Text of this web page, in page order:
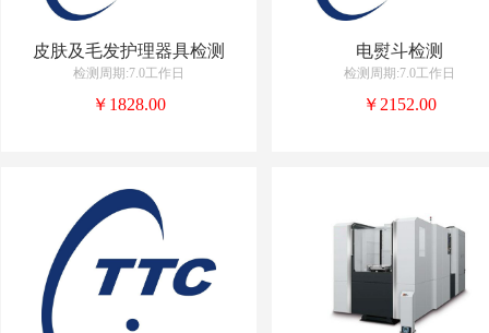
皮肤及毛发护理器具检测
检测周期:7.0工作日
￥1828.00
电熨斗检测
检测周期:7.0工作日
￥2152.00